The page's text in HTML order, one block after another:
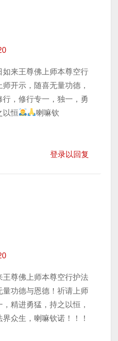
来王尊佛上师本尊空行
开示，随喜无量功德，
，修行专一，独一，勇
以恒
喇嘛钦
登录以回复
尊佛上师本尊空行护法
功德与恩德！祈请上师
精进勇猛，持之以恒，
众生，喇嘛钦诺！！！